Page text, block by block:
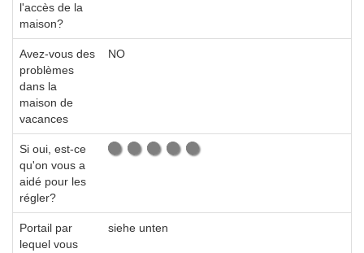
l'accès de la
maison?
Avez-vous des
problèmes
dans la
maison de
vacances
NO
Si oui, est-ce
qu'on vous a
aidé pour les
régler?
Portail par
lequel vous
siehe unten